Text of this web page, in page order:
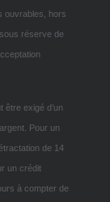
ouvrables, hors
réserve de
être exigé d’un
Pour un
de 14
un crédit
à compter de